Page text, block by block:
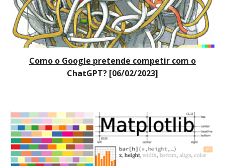
Como o Google pretende competir com o
ChatGPT? [06/02/2023]